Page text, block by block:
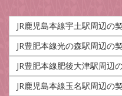
JR鹿児島本線宇土駅周辺の
JR豊肥本線光の森駅周辺の
JR豊肥本線肥後大津駅周辺
JR鹿児島本線玉名駅周辺の